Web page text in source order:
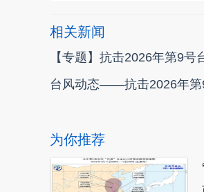
相关新闻
【专题】抗击2026年第9号
台风动态——抗击2026年第
为你推荐